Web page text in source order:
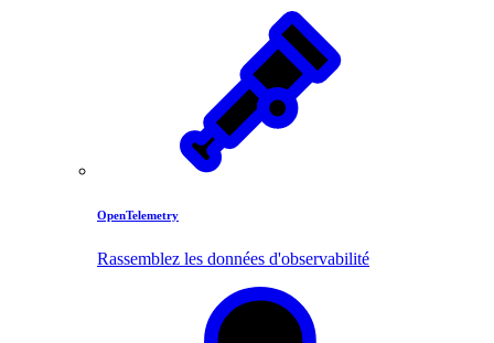
OpenTelemetry
Rassemblez les données d'observabilité